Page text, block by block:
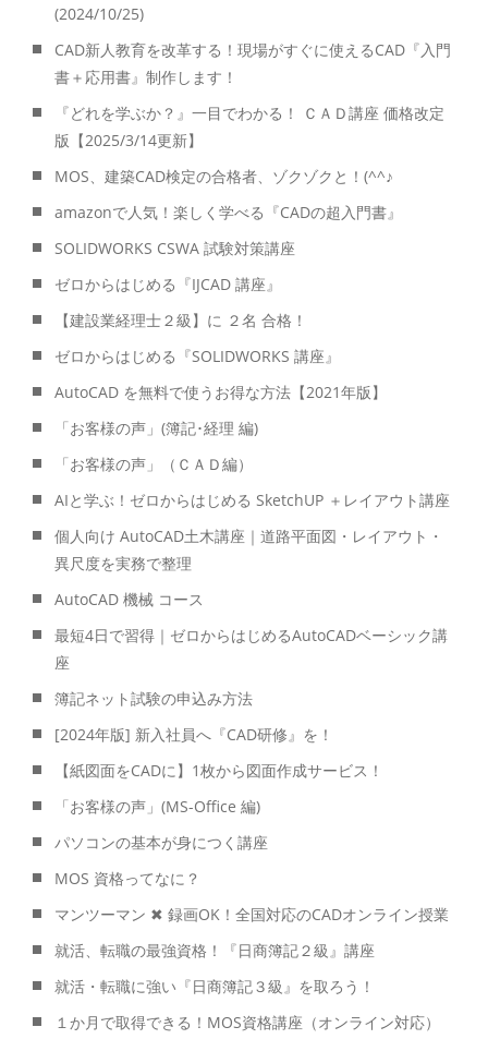
(2024/10/25)
CAD新人教育を改革する！現場がすぐに使えるCAD『入門
書＋応用書』制作します！
『どれを学ぶか？』一目でわかる！ ＣＡＤ講座 価格改定
版【2025/3/14更新】
MOS、建築CAD検定の合格者、ゾクゾクと！(^^♪
amazonで人気！楽しく学べる『CADの超入門書』
SOLIDWORKS CSWA 試験対策講座
ゼロからはじめる『IJCAD 講座』
【建設業経理士２級】に ２名 合格！
ゼロからはじめる『SOLIDWORKS 講座』
AutoCAD を無料で使うお得な方法【2021年版】
「お客様の声」(簿記･経理 編)
「お客様の声」（ＣＡＤ編）
AIと学ぶ！ゼロからはじめる SketchUP ＋レイアウト講座
個人向け AutoCAD土木講座｜道路平面図・レイアウト・
異尺度を実務で整理
AutoCAD 機械 コース
最短4日で習得｜ゼロからはじめるAutoCADベーシック講
座
簿記ネット試験の申込み方法
[2024年版] 新入社員へ『CAD研修』を！
【紙図面をCADに】1枚から図面作成サービス！
「お客様の声」(MS-Office 編)
パソコンの基本が身につく講座
MOS 資格ってなに？
マンツーマン ✖ 録画OK！全国対応のCADオンライン授業
就活、転職の最強資格！『日商簿記２級』講座
就活・転職に強い『日商簿記３級』を取ろう！
１か月で取得できる！MOS資格講座（オンライン対応）